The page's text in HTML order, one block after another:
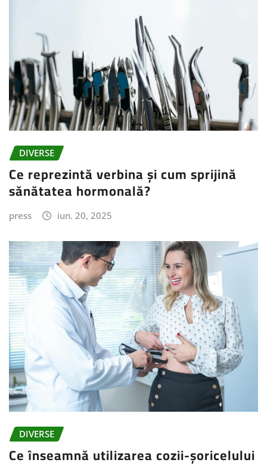
DIVERSE
Ce reprezintă verbina și cum sprijină
sănătatea hormonală?
press iun. 20, 2025
DIVERSE
Ce înseamnă utilizarea cozii-șoricelului